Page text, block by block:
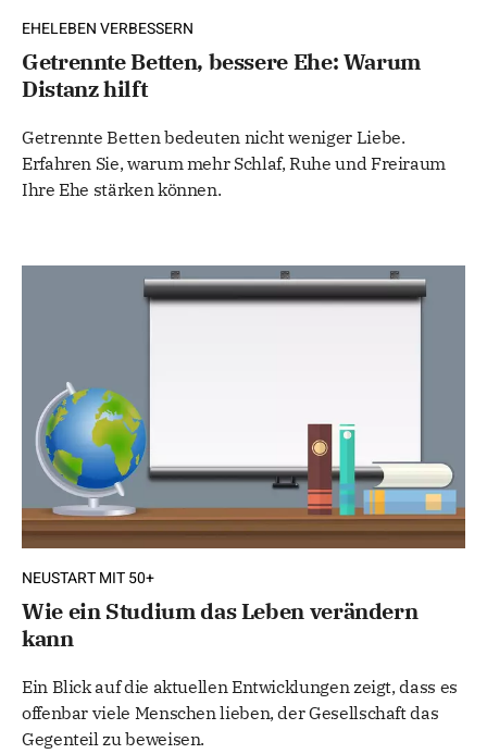
EHELEBEN VERBESSERN
Getrennte Betten, bessere Ehe: Warum
Distanz hilft
Getrennte Betten bedeuten nicht weniger Liebe.
Erfahren Sie, warum mehr Schlaf, Ruhe und Freiraum
Ihre Ehe stärken können.
NEUSTART MIT 50+
Wie ein Studium das Leben verändern
kann
Ein Blick auf die aktuellen Entwicklungen zeigt, dass es
offenbar viele Menschen lieben, der Gesellschaft das
Gegenteil zu beweisen.